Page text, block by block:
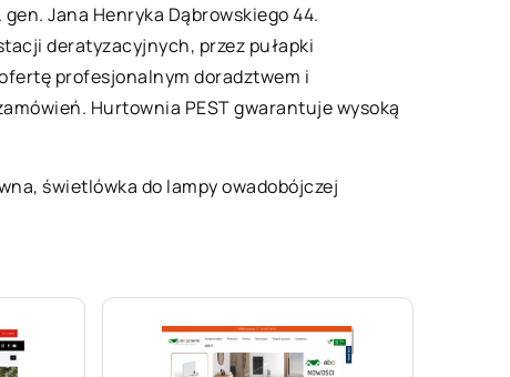
Jana Henryka Dąbrowskiego 44.
deratyzacyjnych, przez pułapki
profesjonalnym doradztwem i
Hurtownia PEST gwarantuje wysoką
świetlówka do lampy owadobójczej